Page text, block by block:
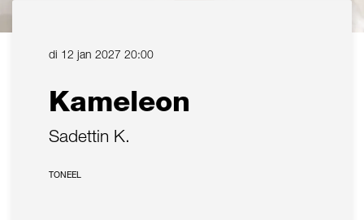
Kameleon
Sadettin K.
di 12 jan 2027 20:00
TONEEL